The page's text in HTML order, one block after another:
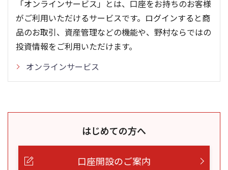
「オンラインサービス」とは、口座をお持ちのお客様
がご利用いただけるサービスです。ログインすると商
品のお取引、資産管理などの機能や、野村ならではの
投資情報をご利用いただけます。
オンラインサービス
はじめての方へ
口座開設のご案内